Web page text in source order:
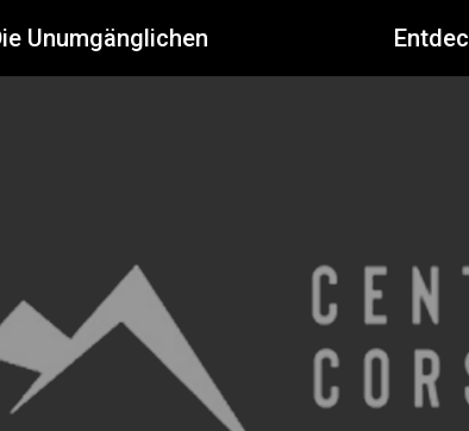
Unumgänglichen